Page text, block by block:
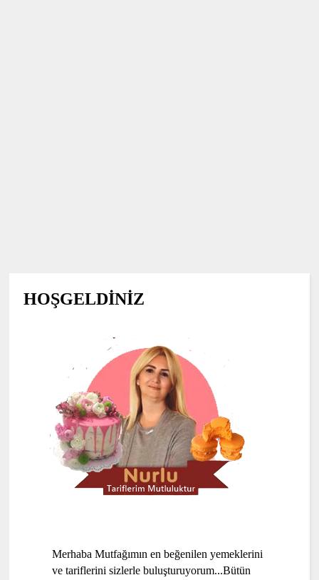
HOŞGELDİNİZ
Merhaba Mutfağımın en beğenilen yemeklerini
ve tariflerini sizlerle buluşturuyorum...Bütün